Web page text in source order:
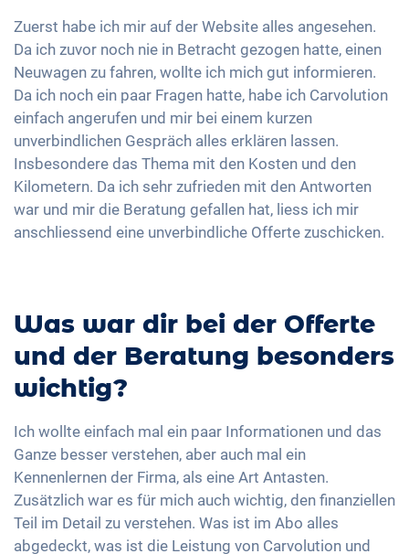
Zuerst habe ich mir auf der Website alles angesehen.
Da ich zuvor noch nie in Betracht gezogen hatte, einen
Neuwagen zu fahren, wollte ich mich gut informieren.
Da ich noch ein paar Fragen hatte, habe ich Carvolution
einfach angerufen und mir bei einem kurzen
unverbindlichen Gespräch alles erklären lassen.
Insbesondere das Thema mit den Kosten und den
Kilometern. Da ich sehr zufrieden mit den Antworten
war und mir die Beratung gefallen hat, liess ich mir
anschliessend eine unverbindliche Offerte zuschicken.
Was war dir bei der Offerte
und der Beratung besonders
wichtig?
Ich wollte einfach mal ein paar Informationen und das
Ganze besser verstehen, aber auch mal ein
Kennenlernen der Firma, als eine Art Antasten.
Zusätzlich war es für mich auch wichtig, den finanziellen
Teil im Detail zu verstehen. Was ist im Abo alles
abgedeckt, was ist die Leistung von Carvolution und